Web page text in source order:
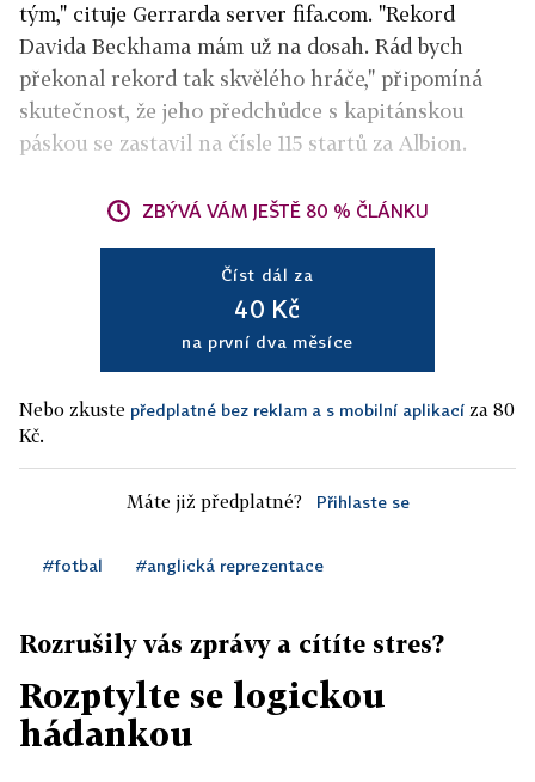
tým," cituje Gerrarda server fifa.com. "Rekord
Davida Beckhama mám už na dosah. Rád bych
překonal rekord tak skvělého hráče," připomíná
skutečnost, že jeho předchůdce s kapitánskou
páskou se zastavil na čísle 115 startů za Albion.
ZBÝVÁ VÁM JEŠTĚ 80 % ČLÁNKU
Číst dál za
40 Kč
na první dva měsíce
Nebo zkuste předplatné bez reklam a s mobilní aplikací za 80
Kč.
Máte již předplatné? Přihlaste se
#fotbal #anglická reprezentace
Rozrušily vás zprávy a cítíte stres?
Rozptylte se logickou
hádankou